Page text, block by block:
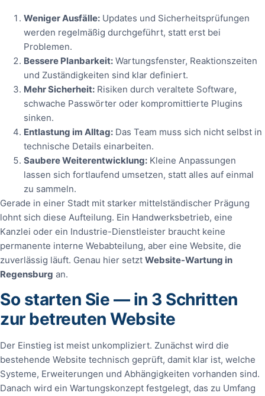
Weniger Ausfälle: Updates und Sicherheitsprüfungen
werden regelmäßig durchgeführt, statt erst bei
Problemen.
Bessere Planbarkeit: Wartungsfenster, Reaktionszeiten
und Zuständigkeiten sind klar definiert.
Mehr Sicherheit: Risiken durch veraltete Software,
schwache Passwörter oder kompromittierte Plugins
sinken.
Entlastung im Alltag: Das Team muss sich nicht selbst in
technische Details einarbeiten.
Saubere Weiterentwicklung: Kleine Anpassungen
lassen sich fortlaufend umsetzen, statt alles auf einmal
zu sammeln.
Gerade in einer Stadt mit starker mittelständischer Prägung
lohnt sich diese Aufteilung. Ein Handwerksbetrieb, eine
Kanzlei oder ein Industrie-Dienstleister braucht keine
permanente interne Webabteilung, aber eine Website, die
zuverlässig läuft. Genau hier setzt Website-Wartung in
Regensburg an.
So starten Sie — in 3 Schritten
zur betreuten Website
Der Einstieg ist meist unkompliziert. Zunächst wird die
bestehende Website technisch geprüft, damit klar ist, welche
Systeme, Erweiterungen und Abhängigkeiten vorhanden sind.
Danach wird ein Wartungskonzept festgelegt, das zu Umfang